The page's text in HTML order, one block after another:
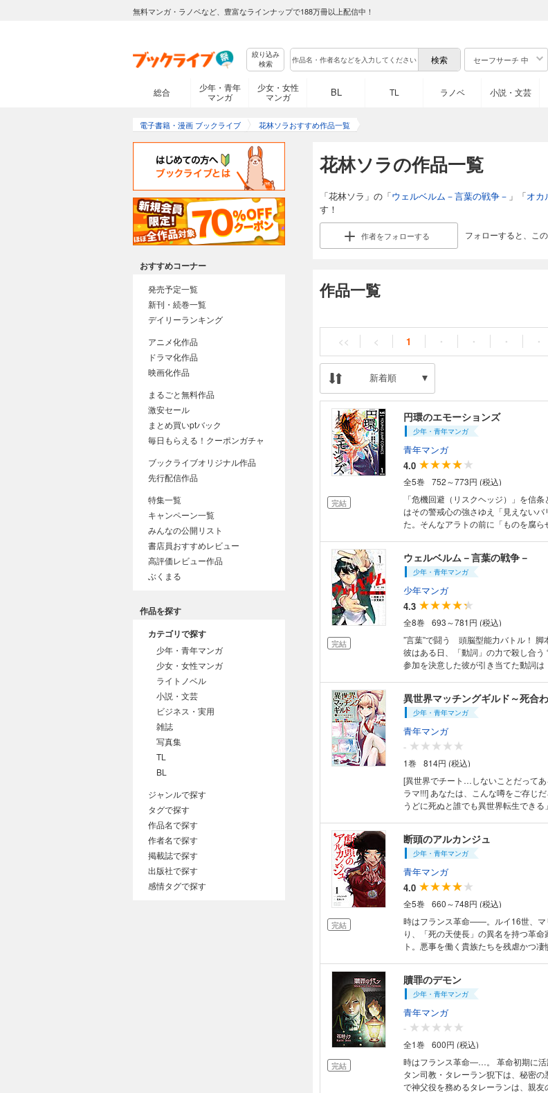
無料マンガ・ラノベなど、豊富なラインナップで188万冊以上配信中！
絞り込み
検索
セーフサーチ 中
総合
少年・青年
マンガ
少女・女性
マンガ
BL TL ラノベ 小説・文芸
電子書籍・漫画 ブックライブ 花林ソラおすすめ作品一覧
花林ソラの作品一覧
「花林ソラ」の「ウェルベルム－言葉の戦争－ 」「オカ
す！
作者をフォローする フォローすると、こ
作品一覧
<< < 1 ・ ・ ・ ・
新着順
完結
円環のエモーションズ
少年・青年マンガ
青年マンガ
4.0
全5巻
752～773円 (税込)
「危機回避（リスクヘッジ）」を信
はその警戒心の強さゆえ「見えない
た。そんなアラトの前に「ものを腐
完結
ウェルベルム－言葉の戦争－
少年・青年マンガ
少年マンガ
4.3
全8巻
693～781円 (税込)
”言葉”で闘う 頭脳型能力バトル！ 脚本家を目指す高校生・入間ケイジ。
彼はある日、「動詞」の力で殺し合
参加を決意した彼が引き当てた動詞
異世界マッチングギルド～死合
少年・青年マンガ
青年マンガ
-
1巻
814円 (税込)
[異世界でチート…しないことだって
ラマ!!!] あなたは、こんな噂をご存
うどに死ぬと誰でも異世界転生でき
全８話のオムニバス!!! ‟ブラックヒュー
完結
断頭のアルカンジュ
少年・青年マンガ
青年マンガ
4.0
全5巻
660～748円 (税込)
時はフランス革命——。ルイ16世、マ
り、「死の天使長」の異名を持つ革
ト。悪事を働く貴族たちを残虐かつ
完結
贖罪のデモン
少年・青年マンガ
青年マンガ
-
全1巻
600円 (税込)
時はフランス革命―…。 革命初期に活
タン司教・タレーラン猊下は、秘密
で神父役を務めるタレーランは、親
おすすめコーナー
発売予定一覧
新刊・続巻一覧
デイリーランキング
アニメ化作品
ドラマ化作品
映画化作品
まるごと無料作品
激安セール
まとめ買いptバック
毎日もらえる！クーポンガチャ
ブックライブオリジナル作品
先行配信作品
特集一覧
キャンペーン一覧
みんなの公開リスト
書店員おすすめレビュー
高評価レビュー作品
ぶくまる
作品を探す
カテゴリで探す
少年・青年マンガ
少女・女性マンガ
ライトノベル
小説・文芸
ビジネス・実用
雑誌
写真集
TL
BL
ジャンルで探す
タグで探す
作品名で探す
作者名で探す
掲載誌で探す
出版社で探す
感情タグで探す